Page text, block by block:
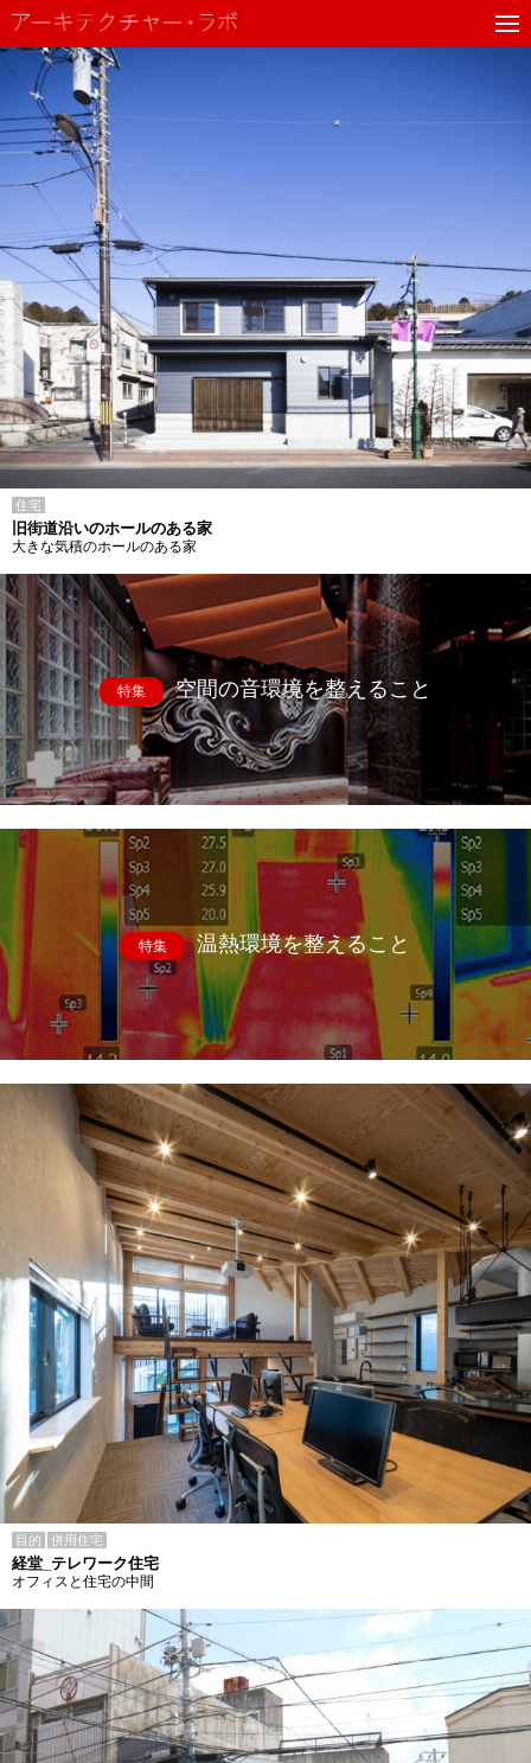
住宅
旧街道沿いのホールのある家
大きな気積のホールのある家
特集 空間の音環境を整えること
特集 温熱環境を整えること
目的 併用住宅
経堂_テレワーク住宅
オフィスと住宅の中間